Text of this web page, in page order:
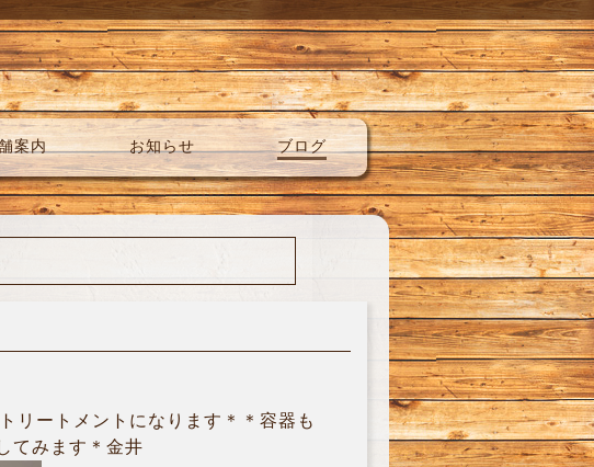
案内 お知らせ ブログ
リートメントになります＊＊容器も
てみます＊金井